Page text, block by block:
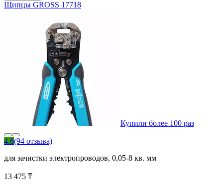
Щипцы GROSS 17718
Купили более 100 раз
4.6(94 отзыва)
для зачистки электропроводов, 0,05-8 кв. мм
13 475 ₸